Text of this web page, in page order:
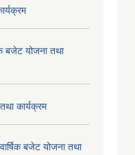
बजेट योजना तथा
कार्यक्रम
बजेट योजना तथा